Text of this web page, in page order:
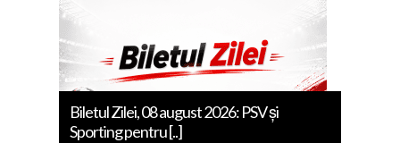
Biletul Zilei, 08 august 2026: PSV și
Sporting pentru [..]